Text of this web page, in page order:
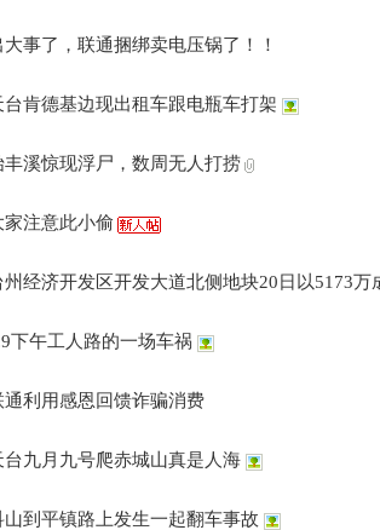
大事了，联通捆绑卖电压锅了！！
台肯德基边现出租车跟电瓶车打架
丰溪惊现浮尸，数周无人打捞
家注意此小偷
州经济开发区开发大道北侧地块20日以5173万
下午工人路的一场车祸
通利用感恩回馈诈骗消费
台九月九号爬赤城山真是人海
山到平镇路上发生一起翻车事故